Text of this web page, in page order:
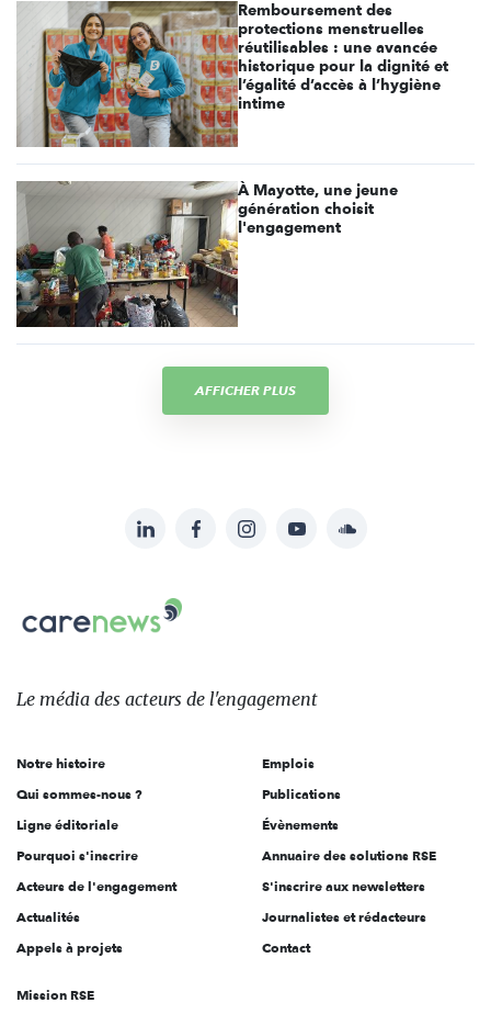
Remboursement des
protections menstruelles
réutilisables : une avancée
historique pour la dignité et
l’égalité d’accès à l’hygiène
intime
À Mayotte, une jeune
génération choisit
l'engagement
AFFICHER PLUS
sur:
LinkedInFacebookInstagramYouTubeSoundcloud
Le
des
l'engagement
Le média des acteurs de l'engagement
Notre histoire
Qui sommes-nous ?
Ligne éditoriale
Pourquoi s'inscrire
Acteurs de l'engagement
Actualités
Appels à projets
Emplois
Publications
Évènements
Annuaire des solutions RSE
S'inscrire aux newsletters
Journalistes et rédacteurs
Contact
Mission RSE